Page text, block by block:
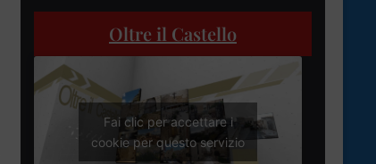
Oltre il Castello
Fai clic per accettare i
cookie per questo servizio